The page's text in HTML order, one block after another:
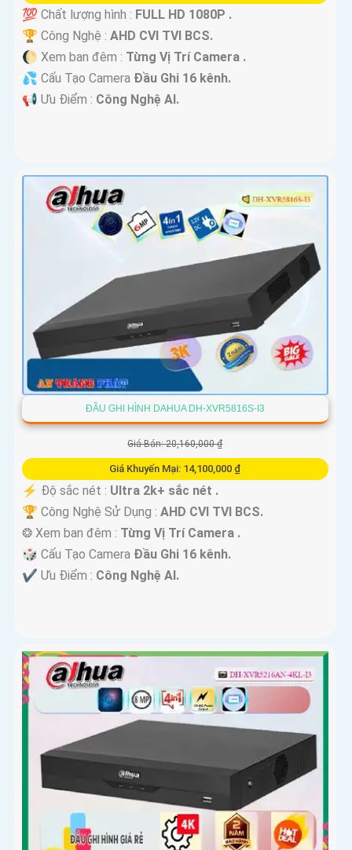
💯 Chất lượng hình : FULL HD 1080P .
🏆 Công Nghệ : AHD CVI TVI BCS.
🌔 Xem ban đêm : Từng Vị Trí Camera .
💦 Cấu Tạo Camera Đầu Ghi 16 kênh.
️📢 Ưu Điểm : Công Nghệ AI.
ĐẦU GHI HÌNH DAHUA DH-XVR5816S-I3
Giá Bán: 20,160,000 ₫
Giá Khuyến Mại: 14,100,000 ₫
️⚡ Độ sắc nét : Ultra 2k+ sắc nét .
🏆 Công Nghệ Sử Dụng : AHD CVI TVI BCS.
❂ Xem ban đêm : Từng Vị Trí Camera .
🎲 Cấu Tạo Camera Đầu Ghi 16 kênh.
️✔️ Ưu Điểm : Công Nghệ AI.